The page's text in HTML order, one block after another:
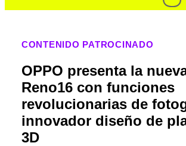
CONTENIDO PATROCINADO
OPPO presenta la
Reno16 con funciones
revolucionarias de
innovador diseño de
3D